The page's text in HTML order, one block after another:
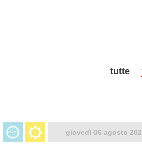
tutte
giovedì 06 agosto